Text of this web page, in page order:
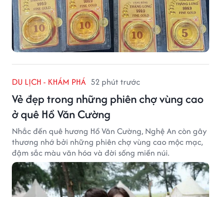
DU LỊCH - KHÁM PHÁ 52 phút trước
Vẻ đẹp trong những phiên chợ vùng cao
ở quê Hồ Văn Cường
Nhắc đến quê hương Hồ Văn Cường, Nghệ An còn gây
thương nhớ bởi những phiên chợ vùng cao mộc mạc,
đậm sắc màu văn hóa và đời sống miền núi.